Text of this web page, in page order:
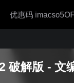
优惠码
解版 - 文